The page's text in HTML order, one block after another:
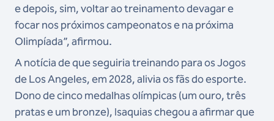
e depois, sim, voltar ao treinamento devagar e
focar nos próximos campeonatos e na próxima
Olimpíada”, afirmou.
A notícia de que seguiria treinando para os Jogos
de Los Angeles, em 2028, alivia os fãs do esporte.
Dono de cinco medalhas olímpicas (um ouro, três
pratas e um bronze), Isaquias chegou a afirmar que